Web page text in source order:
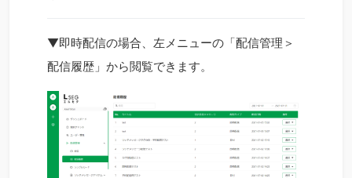
▼即時配信の場合、左メニューの「配信管理＞
配信履歴」から閲覧できます。